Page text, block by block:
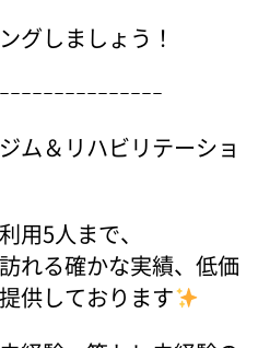
グしましょう！
ｰｰｰｰｰｰｰｰｰｰｰｰｰｰ
ム＆リハビリテーショ
用5人まで、
れる確かな実績、低価
供しております